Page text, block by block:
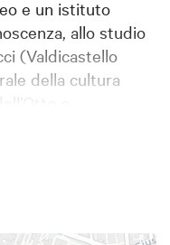
e un istituto
allo studio
(Valdicastello
della cultura
e